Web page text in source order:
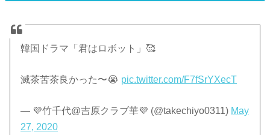
韓国ドラマ「君はロボット」🥰
滅茶苦茶良かった〜😭 pic.twitter.com/F7fSrYXecT
— 💜竹千代@吉原クラブ華💜 (@takechiyo0311) May
27, 2020